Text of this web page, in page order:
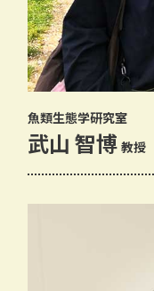
魚類生態学研究室
武山 智博 教授